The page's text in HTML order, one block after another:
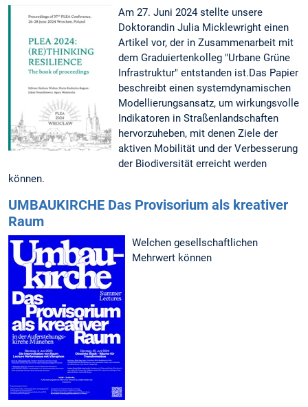
Am 27. Juni 2024 stellte unsere
Doktorandin Julia Micklewright einen
Artikel vor, der in Zusammenarbeit mit
dem Graduiertenkolleg "Urbane Grüne
Infrastruktur" entstanden ist.Das Papier
beschreibt einen systemdynamischen
Modellierungsansatz, um wirkungsvolle
Indikatoren in Straßenlandschaften
hervorzuheben, mit denen Ziele der
aktiven Mobilität und der Verbesserung
der Biodiversität erreicht werden
können.
UMBAUKIRCHE Das Provisorium als kreativer
Raum
Welchen gesellschaftlichen
Mehrwert können